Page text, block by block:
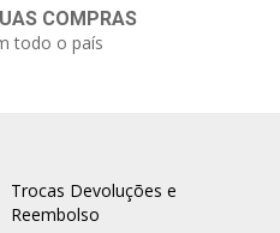
COMPRAS
todo o país
Trocas Devoluções e
Reembolso